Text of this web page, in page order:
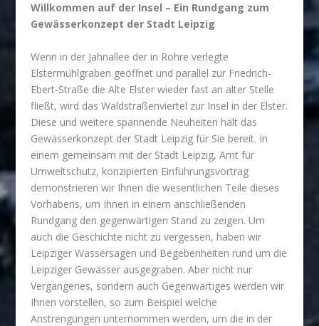
Willkommen auf der Insel – Ein Rundgang zum
Gewässerkonzept der Stadt Leipzig
Wenn in der Jahnallee der in Rohre verlegte
Elstermühlgraben geöffnet und parallel zur Friedrich-
Ebert-Straße die Alte Elster wieder fast an alter Stelle
fließt, wird das Waldstraßenviertel zur Insel in der Elster.
Diese und weitere spannende Neuheiten hält das
Gewässerkonzept der Stadt Leipzig für Sie bereit. In
einem gemeinsam mit der Stadt Leipzig, Amt für
Umweltschutz, konzipierten Einführungsvortrag
demonstrieren wir Ihnen die wesentlichen Teile dieses
Vorhabens, um Ihnen in einem anschließenden
Rundgang den gegenwärtigen Stand zu zeigen. Um
auch die Geschichte nicht zu vergessen, haben wir
Leipziger Wassersagen und Begebenheiten rund um die
Leipziger Gewässer ausgegraben. Aber nicht nur
Vergangenes, sondern auch Gegenwärtiges werden wir
Ihnen vorstellen, so zum Beispiel welche
Anstrengungen unternommen werden, um die in der